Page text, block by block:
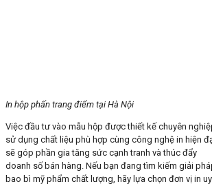
In hộp phấn trang điểm tại Hà Nội
Việc đầu tư vào mẫu hộp được thiết kế chuyên
sử dụng chất liệu phù hợp cùng công nghệ in hiện
sẽ góp phần gia tăng sức cạnh tranh và thúc đẩy
doanh số bán hàng. Nếu bạn đang tìm kiếm giải
bao bì mỹ phẩm chất lượng, hãy lựa chọn đơn vị in uy